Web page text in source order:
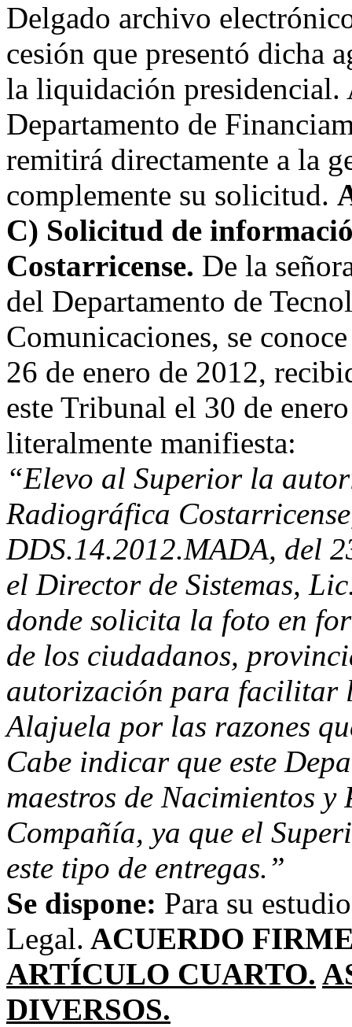
Delgado archivo
cesión que presentó dicha
la liquidación presidencial.
Departamento de
remitirá directamente a la
complemente su solicitud.
C) Solicitud de
Costarricense. De la
del Departamento de
Comunicaciones, se
26 de enero de 2012,
este Tribunal el 30 de
literalmente manifiesta:
“Elevo al Superior la
Radiográfica
DDS.14.2012.MADA, del
el Director de Sistemas,
donde solicita la foto en
de los ciudadanos,
autorización para facilitar
Alajuela por las razones
Cabe indicar que este
maestros de Nacimientos
Compañía, ya que el
este tipo de entregas.”
Se dispone: Para su
Legal. ACUERDO
ARTÍCULO CUARTO.
DIVERSOS.